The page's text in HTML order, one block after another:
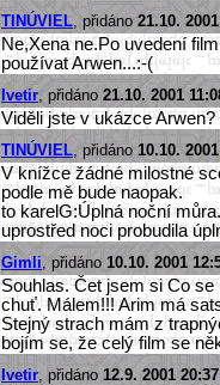
TINÚVIEL, přidáno 21.10.
Ne,Xena ne.Po uvedení
používat Arwen...:-(
Ivetir, přidáno 21.10. 2001
Viděli jste v ukázce
TINÚVIEL, přidáno 10.10.
V knížce žádné milostné
podle mě bude naopak.
to karelG:Úplná noční
uprostřed noci probudila
Gimli, přidáno 10.10. 2001
Souhlas. Čet jsem si Co
chuť. Málem!!! Arim má
Stejný strach mám z
bojím se, že celý film se
Ivetir, přidáno 12.9. 2001